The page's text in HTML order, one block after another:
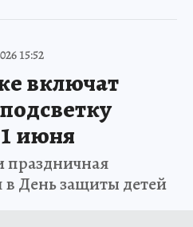
15:52
включат
июня
праздничная
в День защиты детей